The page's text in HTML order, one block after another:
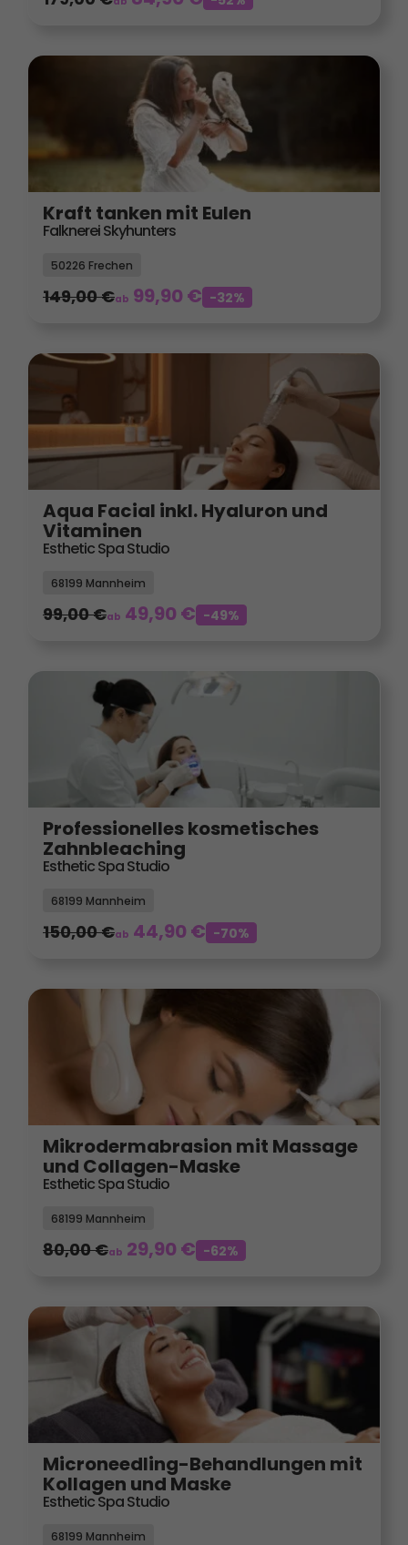
Kraft tanken mit Eulen
Falknerei Skyhunters
50226 Frechen
149,00€ab 99,90€ -32%
Aqua Facial inkl. Hyaluron und
Vitaminen
Esthetic Spa Studio
68199 Mannheim
99,00€ab 49,90€ -49%
Professionelles kosmetisches
Zahnbleaching
Esthetic Spa Studio
68199 Mannheim
150,00€ab 44,90€ -70%
Mikrodermabrasion mit Massage
und Collagen-Maske
Esthetic Spa Studio
68199 Mannheim
80,00€ab 29,90€ -62%
Microneedling-Behandlungen mit
Kollagen und Maske
Esthetic Spa Studio
68199 Mannheim